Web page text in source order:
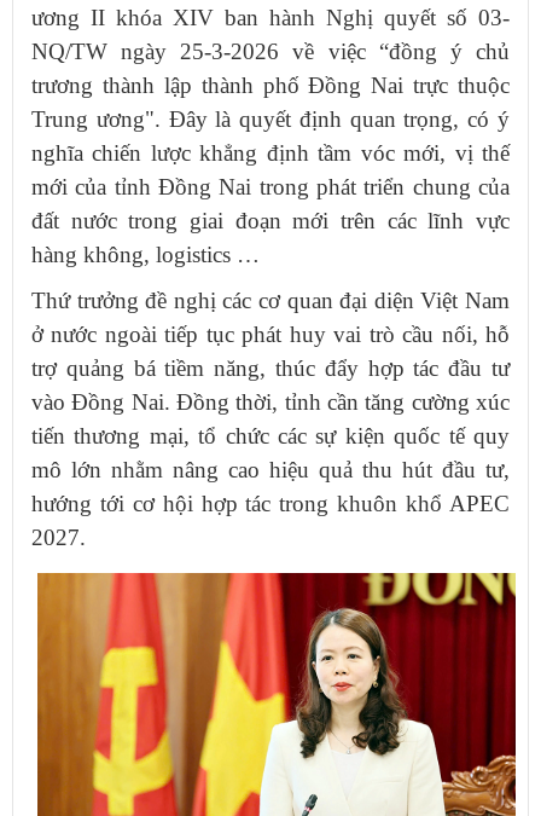
ương II khóa XIV ban hành Nghị quyết số 03-
NQ/TW ngày 25-3-2026 về việc “đồng ý chủ
trương thành lập thành phố Đồng Nai trực thuộc
Trung ương". Đây là quyết định quan trọng, có ý
nghĩa chiến lược khẳng định tầm vóc mới, vị thế
mới của tỉnh Đồng Nai trong phát triển chung của
đất nước trong giai đoạn mới trên các lĩnh vực
hàng không, logistics …
Thứ trưởng đề nghị các cơ quan đại diện Việt Nam
ở nước ngoài tiếp tục phát huy vai trò cầu nối, hỗ
trợ quảng bá tiềm năng, thúc đẩy hợp tác đầu tư
vào Đồng Nai. Đồng thời, tỉnh cần tăng cường xúc
tiến thương mại, tổ chức các sự kiện quốc tế quy
mô lớn nhằm nâng cao hiệu quả thu hút đầu tư,
hướng tới cơ hội hợp tác trong khuôn khổ APEC
2027.